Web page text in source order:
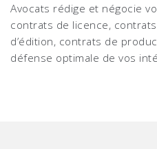
Avocats rédige et négocie
contrats de licence,
d’édition, contrats de
défense optimale de vos